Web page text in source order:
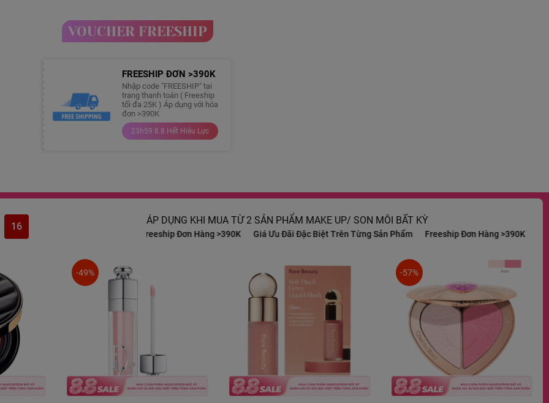
VOUCHER FREESHIP
FREESHIP ĐƠN >390K
Nhập code "FREESHIP" tại
trang thanh toán ( Freeship
tối đa 25K ) Áp dụng với hóa
đơn >390K
23h59 8.8 Hết Hiêu Lực
14
ÁP DỤNG KHI MUA TỪ 2 SẢN PHẨM MAKE UP/ SON MÔI BẤT KỲ
Freeship Đơn Hàng >390K Giá Ưu Đãi Đặc Biệt Trên Từng Sản Phẩm Freeship Đơn Hàng >390K Giá Ưu Đãi Đặc
-49% -57%